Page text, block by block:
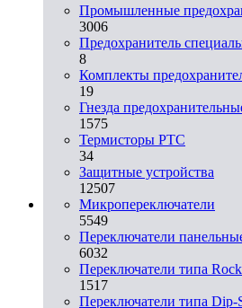
Промышленные
3006
Предохранитель
8
Комплекты
19
Гнезда
1575
Термисторы PTC
34
Защитные устройства
12507
Микропереключатели
5549
Переключатели
6032
Переключатели типа
1517
Переключатели типа Dip-